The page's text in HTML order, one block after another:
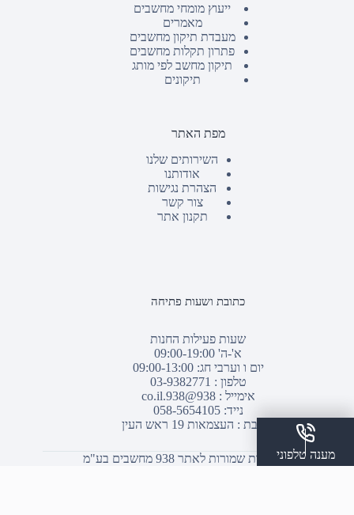
ייעוץ מומחי מחשבים
מאמרים
מעבדת תיקון מחשבים
פתרון תקלות מחשבים
תיקון מחשב לפי מותג
תיקונים
מפת האתר
השירותים שלנו
אודותנו
הצהרת נגישות
צור קשר
תקנון אתר
כתובת ושעות פתיחה
שעות פעילות החנות
א'-ה' 09:00-19:00
יום ו וערבי חג: 09:00-13:00
טלפון : 03-9382771
אימייל :938@938.co.il
נייד: 058-5654105
כתובת : העצמאות 19 ראש העין
© כל הזכויות שמורות לאתר 938 מחשבים בע"מ
מענה טלפוני